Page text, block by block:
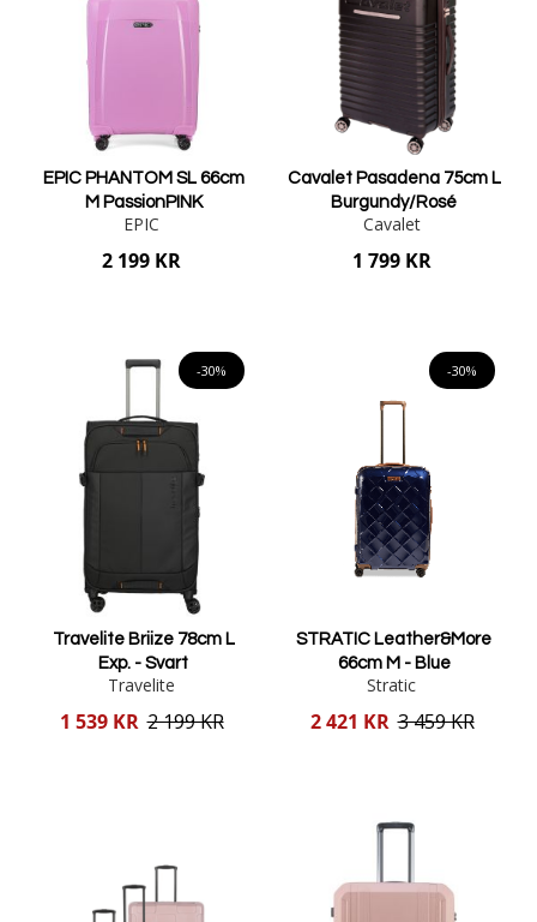
EPIC PHANTOM SL 66cm
M PassionPINK
EPIC
2 199 KR
Cavalet Pasadena 75cm L
Burgundy/Rosé
Cavalet
1 799 KR
-30%
Travelite Briize 78cm L
Exp. - Svart
Travelite
Reducerat
1 539 KR 2 199 KR
-30%
STRATIC Leather&More
66cm M - Blue
Stratic
Reducerat
2 421 KR 3 459 KR